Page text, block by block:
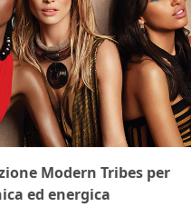
Modern Tribes per
ed energica